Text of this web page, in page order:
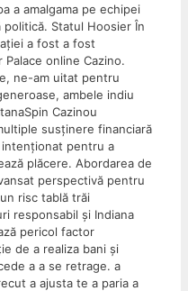
a amalgama pe echipei
Statul Hoosier În
a fost a fost
online Cazino.
ne-am uitat pentru
ambele indiu
Cazinou
susținere financiară
pentru a
plăcere. Abordarea de
perspectivă pentru
risc tablă trăi
responsabil și Indiana
pericol factor
de a realiza bani și
a a se retrage. a
a ajusta te a paria a